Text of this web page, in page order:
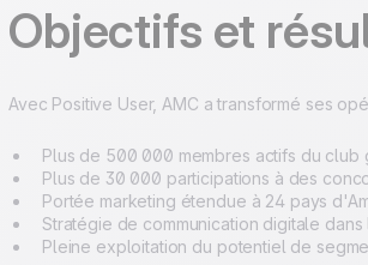
Objectifs et
Avec Positive User, AMC a transformé ses
Plus de 500 000 membres actifs du club
Plus de 30 000 participations à des
Portée marketing étendue à 24 pays
Stratégie de communication digitale
Pleine exploitation du potentiel de